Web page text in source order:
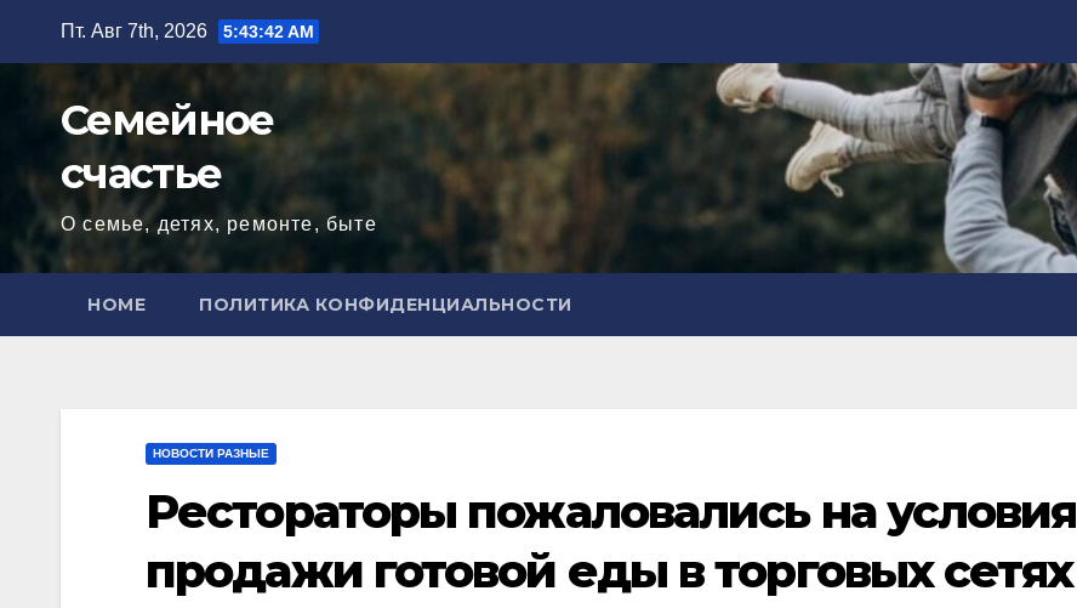
содержимому
Пт. Авг 7th, 2026 5:43:43 AM
Семейное
счастье
О семье, детях, ремонте, быте
HOME ПОЛИТИКА КОНФИДЕНЦИАЛЬНОСТИ
НОВОСТИ РАЗНЫЕ
Рестораторы пожаловались на условия
продажи готовой еды в торговых сетях